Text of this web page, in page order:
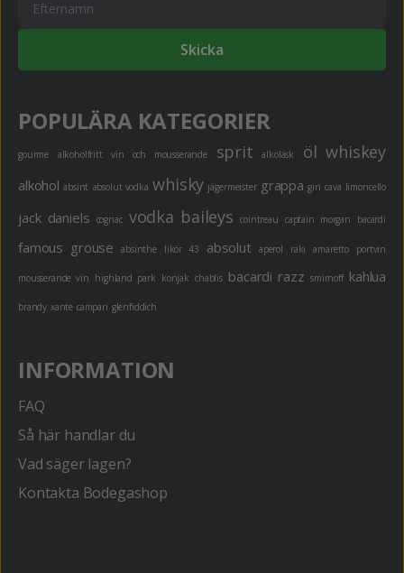
Skicka
POPULÄRA KATEGORIER
gourme alkoholfritt vin och mousserande sprit alkoläsk öl whiskey
alkohol absint absolut vodka whisky jägermeister grappa gin cava limoncello
jack daniels cognac vodka baileys cointreau captain morgan bacardi
famous grouse absinthe likör 43 absolut aperol raki amaretto portvin
mousserande vin highland park konjak chablis bacardi razz smirnoff kahlua
brandy xante campari glenfiddich
INFORMATION
FAQ
Så här handlar du
Vad säger lagen?
Kontakta Bodegashop